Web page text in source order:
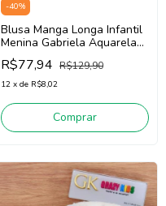
-40%
Blusa Manga Longa Infantil
Menina Gabriela Aquarela
261057 (Off White)
R$77,94 R$129,90
12 x de R$8,02
Comprar